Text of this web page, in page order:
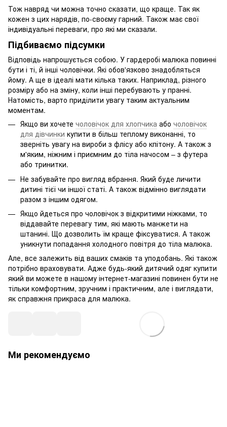
Тож навряд чи можна точно сказати, що краще. Так як
кожен з цих нарядів, по-своєму гарний. Також має свої
індивідуальні переваги, про які ми сказали.
Підбиваємо підсумки
Відповідь напрошується собою. У гардеробі малюка повинні
бути і ті, й інші чоловічки. Які обов'язково знадобляться
йому. А ще в ідеалі мати кілька таких. Наприклад, різного
розміру або на зміну, коли інші перебувають у пранні.
Натомість, варто приділити увагу таким актуальним
моментам.
Якщо ви хочете чоловічок для хлопчика або чоловічок
для дівчинки купити в більш теплому виконанні, то
зверніть увагу на вироби з флісу або кпітону. А також з
м'яким, ніжним і приємним до тіла начосом – з футера
або тринитки.
Не забувайте про вигляд вбрання. Який буде личити
дитині тієї чи іншої статі. А також відмінно виглядати
разом з іншим одягом.
Якщо йдеться про чоловічок з відкритими ніжками, то
віддавайте перевагу тим, які мають манжети на
штанині. Що дозволить їм краще фіксуватися. А також
уникнути попадання холодного повітря до тіла малюка.
Але, все залежить від ваших смаків та уподобань. Які також
потрібно враховувати. Адже будь-який дитячий одяг купити
який ви можете в нашому інтернет-магазині повинен бути не
тільки комфортним, зручним і практичним, але і виглядати,
як справжня прикраса для малюка.
Ми рекомендуємо